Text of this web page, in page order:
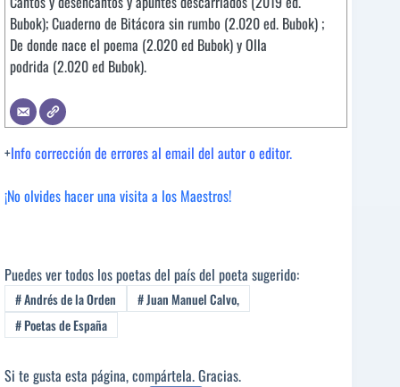
Bubok); Cuaderno de Bitácora sin rumbo (2.020 ed. Bubok) ;
De donde nace el poema (2.020 ed Bubok) y Olla
podrida (2.020 ed Bubok).
+Info corrección de errores al email del autor o editor.
¡No olvides hacer una visita a los Maestros!
Puedes ver todos los poetas del país del poeta sugerido:
#Andrés de la Orden #Juan Manuel Calvo,
#Poetas de España
Si te gusta esta página, compártela. Gracias.